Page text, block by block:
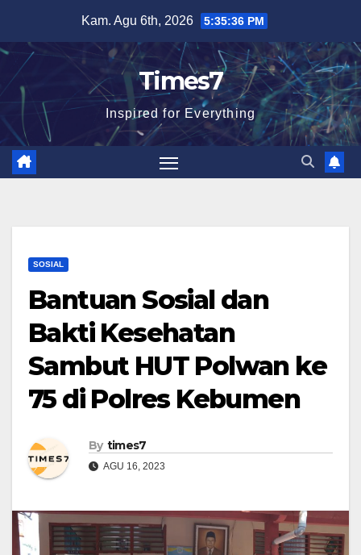
content
Kam. Agu 6th, 2026 5:35:37 PM
Times7
Inspired for Everything
SOSIAL
Bantuan Sosial dan
Bakti Kesehatan
Sambut HUT Polwan ke
75 di Polres Kebumen
By times7
AGU 16, 2023